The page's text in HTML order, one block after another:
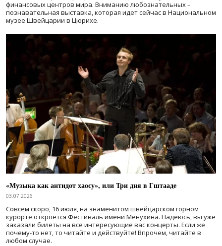
финансовых центров мира. Вниманию любознательных –
познавательная выставка, которая идет сейчас в Национальном
музее Швейцарии в Цюрихе.
«Музыка как антидот хаосу», или Три дня в Гштааде
03.07.2026
Совсем скоро, 16 июля, на знаменитом швейцарском горном
курорте откроется Фестиваль имени Менухина. Надеюсь, вы уже
заказали билеты на все интересующие вас концерты. Если же
почему-то нет, то читайте и действуйте! Впрочем, читайте в
любом случае.